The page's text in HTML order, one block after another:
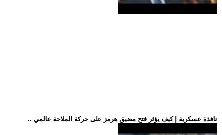
.. نافذة عسكرية | كيف يؤثر فتح مضيق هرمز على حركة الملاحة عالمي